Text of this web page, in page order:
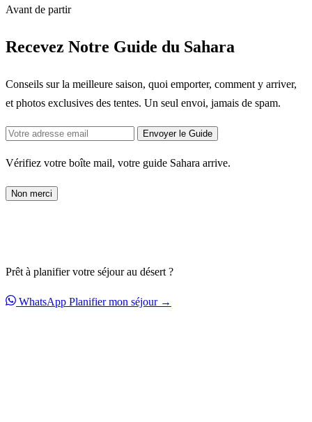
Avant de partir
Recevez Notre Guide du Sahara
Conseils sur la meilleure saison, quoi emporter, comment y arriver,
et photos exclusives des tentes. Un seul envoi, jamais de spam.
Envoyer le Guide
Vérifiez votre boîte mail, votre guide Sahara arrive.
Non merci
Prêt à planifier votre séjour au désert ?
WhatsApp Planifier mon séjour →